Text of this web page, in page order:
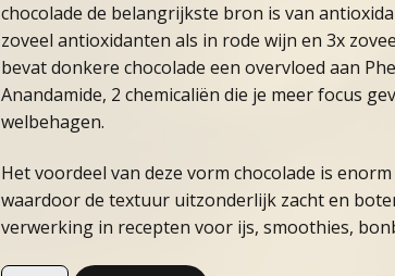
chocolade de belangrijkste bron is van
zoveel antioxidanten als in rode wijn en 3x
bevat donkere chocolade een overvloed aan
Anandamide, 2 chemicaliën die je meer focus
welbehagen.
Het voordeel van deze vorm chocolade is
waardoor de textuur uitzonderlijk zacht en
verwerking in recepten voor ijs, smoothies,